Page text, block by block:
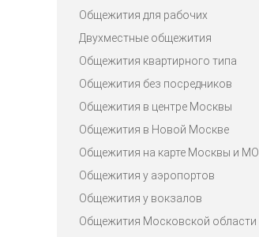
Общежития для рабочих
Двухместные общежития
Общежития квартирного типа
Общежития без посредников
Общежития в центре Москвы
Общежития в Новой Москве
Общежития на карте Москвы и МО
Общежития у аэропортов
Общежития у вокзалов
Общежития Московской области